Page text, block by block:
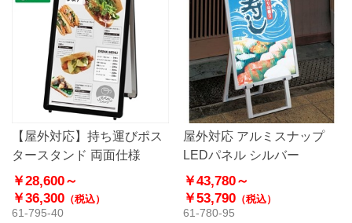
【屋外対応】持ち運びポス
タースタンド 両面仕様
￥28,600～
￥36,300 （税込）
61-795-40
屋外対応 アルミスナップ
LEDパネル シルバー
￥43,780～
￥53,790（税込）
61-780-95